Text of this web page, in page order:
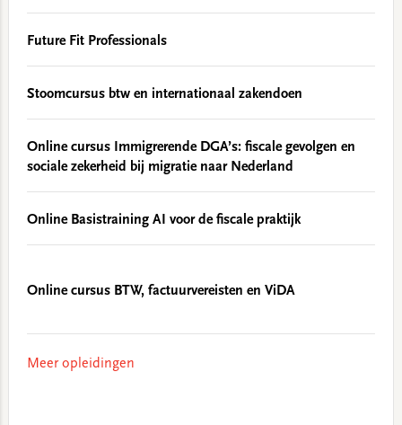
Future Fit Professionals
Stoomcursus btw en internationaal zakendoen
Online cursus Immigrerende DGA’s: fiscale gevolgen en
sociale zekerheid bij migratie naar Nederland
Online Basistraining AI voor de fiscale praktijk
Online cursus BTW, factuurvereisten en ViDA
Meer opleidingen